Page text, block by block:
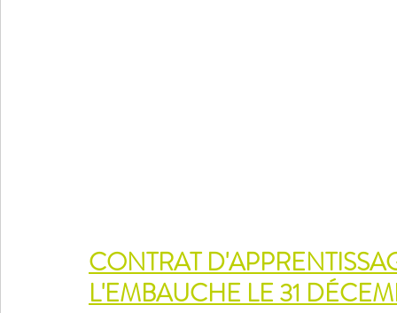
CONTRAT
L'EMBAUCHE LE 31